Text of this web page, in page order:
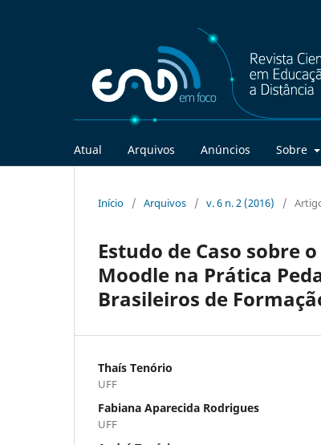
Atual Arquivos Anúncios Sobre
Início / Arquivos / v. 6 n. 2 (2016) /
Estudo de Caso sobre
Moodle na Prática
Brasileiros de
Thaí­s Tenório
UFF
Fabiana Aparecida Rodrigues
UFF